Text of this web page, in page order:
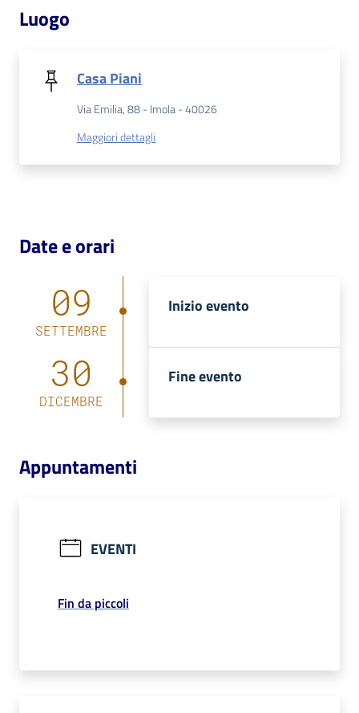
Catalogo
Eventi
bibliotecario
Luogo
Casa Piani
Via Emilia, 88 - Imola - 40026
Maggiori dettagli
Date e orari
09
SETTEMBRE
Inizio evento
30
DICEMBRE
Fine evento
Appuntamenti
EVENTI
Fin da piccoli